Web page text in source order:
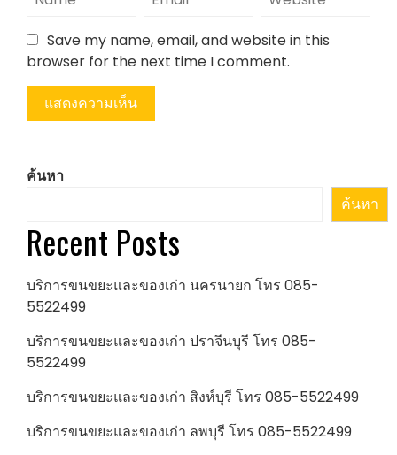
Save my name, email, and website in this
browser for the next time I comment.
ค้นหา
ค้นหา
Recent Posts
บริการขนขยะและของเก่า นครนายก โทร 085-
5522499
บริการขนขยะและของเก่า ปราจีนบุรี โทร 085-
5522499
บริการขนขยะและของเก่า สิงห์บุรี โทร 085-5522499
บริการขนขยะและของเก่า ลพบุรี โทร 085-5522499